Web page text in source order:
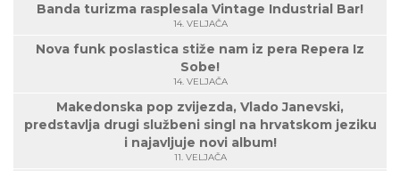
Banda turizma rasplesala Vintage Industrial Bar!
14. VELJAČA
Nova funk poslastica stiže nam iz pera Repera Iz
Sobe!
14. VELJAČA
Makedonska pop zvijezda, Vlado Janevski,
predstavlja drugi službeni singl na hrvatskom jeziku
i najavljuje novi album!
11. VELJAČA